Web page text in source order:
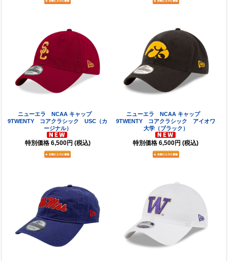
ニューエラ NCAA キャップ
9TWENTY コアクラシック USC（カ
ージナル）
特別価格 6,500円 (税込)
ニューエラ NCAA キャップ
9TWENTY コアクラシック アイオワ
大学（ブラック）
特別価格 6,500円 (税込)